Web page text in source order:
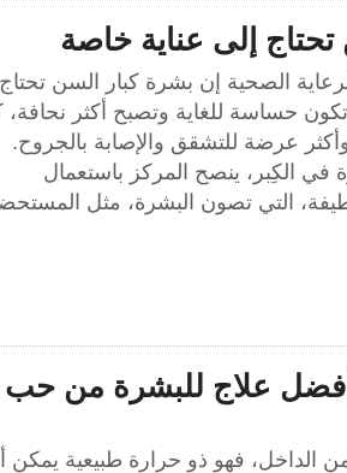
إلى عناية خاصة
الصحية إن بشرة كبار السن
تكون حساسة للغاية وتصبح أكثر نحافة،
وأكثر عرضة للتشقق والإصابة بالجروح.
في الكِبر، ينصح المركز باستعمال
التي تصون البشرة، مثل
أفضل علاج للبشرة من حب
من الداخل، فهو ذو حرارة طبيعية يمكن